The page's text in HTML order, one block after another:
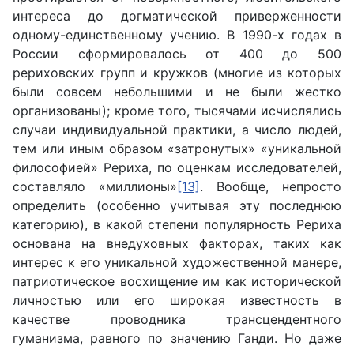
интереса до догматической приверженности
одному-единственному учению. В 1990-х годах в
России сформировалось от 400 до 500
рериховских групп и кружков (многие из которых
были совсем небольшими и не были жестко
организованы); кроме того, тысячами исчислялись
случаи индивидуальной практики, а число людей,
тем или иным образом «затронутых» «уникальной
философией» Рериха, по оценкам исследователей,
составляло «миллионы» [13] . Вообще, непросто
определить (особенно учитывая эту последнюю
категорию), в какой степени популярность Рериха
основана на внедуховных факторах, таких как
интерес к его уникальной художественной манере,
патриотическое восхищение им как исторической
личностью или его широкая известность в
качестве проводника трансцендентного
гуманизма, равного по значению Ганди. Но даже